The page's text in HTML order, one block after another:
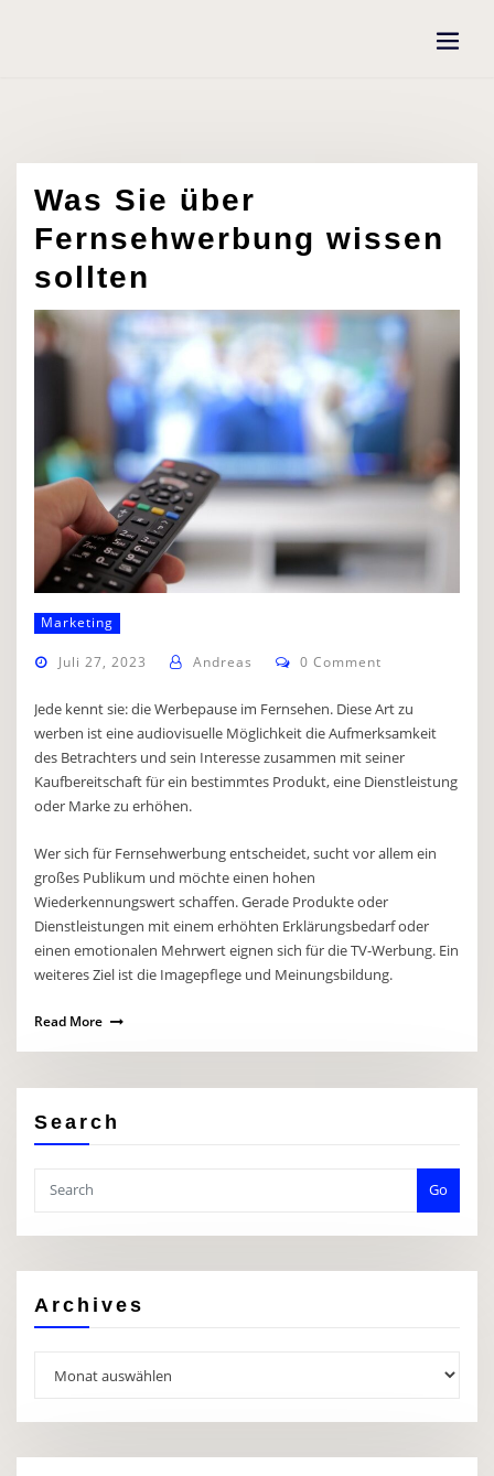
Was Sie über
Fernsehwerbung wissen
sollten
Marketing
Juli 27, 2023 Andreas 0 Comment
Jede kennt sie: die Werbepause im Fernsehen. Diese Art zu
werben ist eine audiovisuelle Möglichkeit die Aufmerksamkeit
des Betrachters und sein Interesse zusammen mit seiner
Kaufbereitschaft für ein bestimmtes Produkt, eine Dienstleistung
oder Marke zu erhöhen.
Wer sich für Fernsehwerbung entscheidet, sucht vor allem ein
großes Publikum und möchte einen hohen
Wiederkennungswert schaffen. Gerade Produkte oder
Dienstleistungen mit einem erhöhten Erklärungsbedarf oder
einen emotionalen Mehrwert eignen sich für die TV-Werbung. Ein
weiteres Ziel ist die Imagepflege und Meinungsbildung.
Read More
Search
Go
Archives